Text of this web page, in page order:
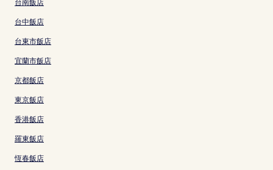
台南飯店
台中飯店
台東市飯店
宜蘭市飯店
京都飯店
東京飯店
香港飯店
羅東飯店
恆春飯店